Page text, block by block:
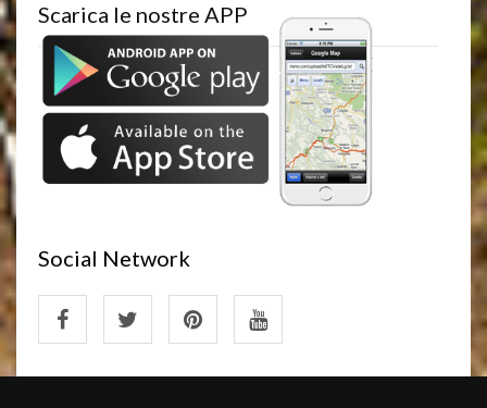
Scarica le nostre APP
Social Network